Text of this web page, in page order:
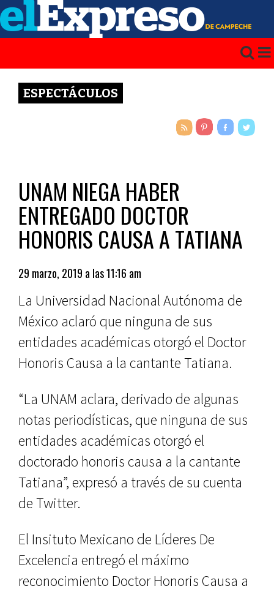
ESPECTÁCULOS
UNAM NIEGA HABER
ENTREGADO DOCTOR
HONORIS CAUSA A TATIANA
29 marzo, 2019 a las 11:16 am
La Universidad Nacional Autónoma de
México aclaró que ninguna de sus
entidades académicas otorgó el Doctor
Honoris Causa a la cantante Tatiana.
“La UNAM aclara, derivado de algunas
notas periodísticas, que ninguna de sus
entidades académicas otorgó el
doctorado honoris causa a la cantante
Tatiana”, expresó a través de su cuenta
de Twitter.
El Insituto Mexicano de Líderes De
Excelencia entregó el máximo
reconocimiento Doctor Honoris Causa a